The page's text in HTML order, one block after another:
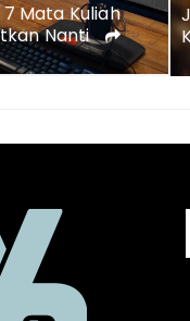
7 Mata Kuliah
Nanti